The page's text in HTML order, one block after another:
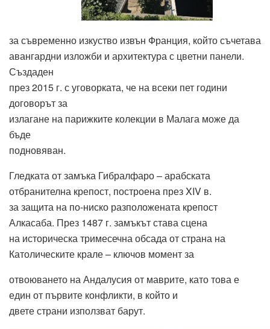
за съвременно изкуство извън Франция, който съчетава
авангардни изложби и архитектура с цветни панели.
Създаден
през 2015 г. с уговорката, че на всеки пет години
договорът за
излагане на парижките колекции в Малага може да
бъде
подновяван.
Гледката от замъка Гибралфаро – арабската
отбранителна крепост, построена през XIV в.
за защита на по-ниско разположената крепост
Алкасаба. През 1487 г. замъкът става сцена
на историческа тримесечна обсада от страна на
Католическите крале – ключов момент за
отвоюването на Андалусия от маврите, като това е
един от първите конфликти, в който и
двете страни използват барут.